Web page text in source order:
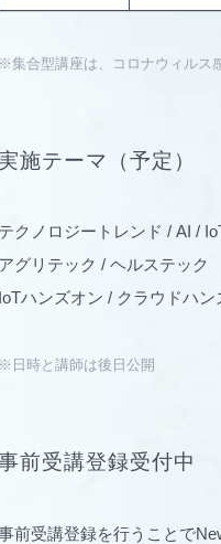
※集合型講座は、コロナウィルス
施テーマ（予定）
テクノロジートレンド / AI /
アグリテック / ヘルステック
IoTハンズオン / クラウドハン
※日時と講師は後日公開
前受講登録受付中
前受講登録を行うことで